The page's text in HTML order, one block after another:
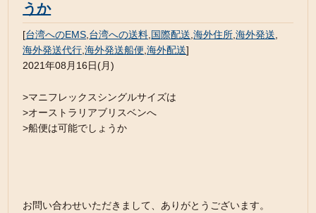
うか
[台湾へのEMS 台湾への送料 国際配送 ,海外住所 ,海外発送
海外発送代行 ,海外発送船便 ,海外配送]
2021年08月16日(月)
>マニフレックスシングルサイズは
>オーストラリアブリスベンへ
>船便は可能でしょうか
お問い合わせいただきまして、ありがとうございます。